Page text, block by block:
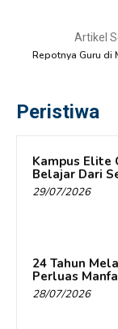
Artikel
Repotnya Guru di
Peristiwa
Kampus Elite
Belajar Dari
29/07/2026
24 Tahun
Perluas
28/07/2026